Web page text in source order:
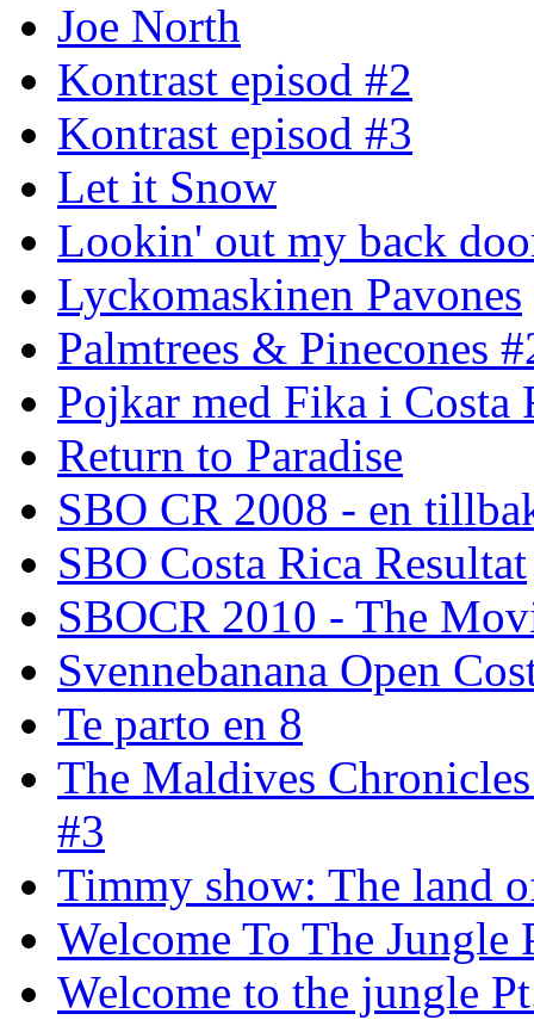
Joe North
Kontrast episod #2
Kontrast episod #3
Let it Snow
Lookin' out my back
Lyckomaskinen Pavones
Palmtrees & Pinecones
Pojkar med Fika i Costa
Return to Paradise
SBO CR 2008 - en
SBO Costa Rica Resultat
SBOCR 2010 - The
Svennebanana Open
Te parto en 8
The Maldives
#3
Timmy show: The land
Welcome To The Jungle
Welcome to the jungle